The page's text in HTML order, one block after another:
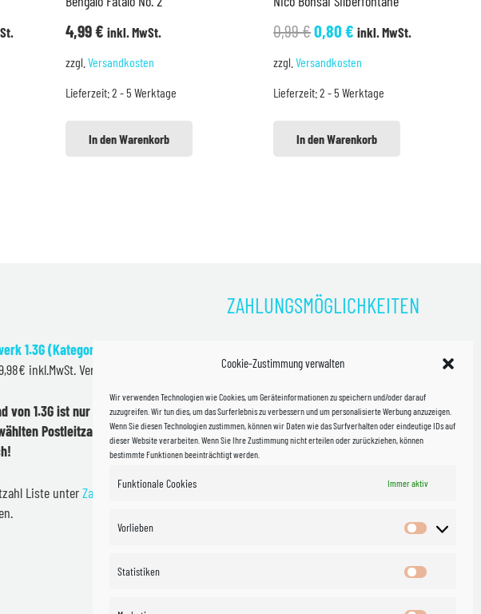
Cookie-Zustimmung verwalten
Wir verwenden Technologien wie Cookies, um Geräteinformationen zu speichern und/oder darauf
zuzugreifen. Wir tun dies, um das Surferlebnis zu verbessern und um personalisierte Werbung anzuzeigen.
Wenn Sie diesen Technologien zustimmen, können wir Daten wie das Surfverhalten oder eindeutige IDs auf
dieser Website verarbeiten. Wenn Sie Ihre Zustimmung nicht erteilen oder zurückziehen, können
bestimmte Funktionen beeinträchtigt werden.
Funktionale Cookies Immer aktiv
Vorlieben Vorlieben
Statistiken
4,99€ inkl. MwSt.
zzgl.Versandkosten
Lieferzeit:2 - 5 Werktage
In den Warenkorb
0,99€Ursprünglicher
Preis
0,99 €
0,80€Aktueller
0,80 €.
inkl. MwSt.
zzgl.Versandkosten
Lieferzeit:2 - 5 Werktage
In den Warenkorb
1.3G (Kategorie F2)
inkl.MwSt. Versandkosten!
von 1.3G ist nur innerhalb
Postleitzahlen in Sachsen
Liste unterZahlung & Versand
ZAHLUNGSMÖGLICHKEITEN